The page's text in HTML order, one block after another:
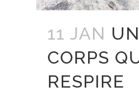
11 JAN UN
CORPS
RESPIRE